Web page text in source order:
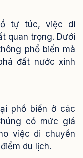
tự túc, việc di
quan trọng. Dưới
phổ biến mà
đất nước xinh
phổ biến ở các
có mức giá
việc di chuyển
du lịch.